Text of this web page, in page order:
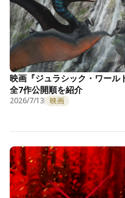
映画『ジュラシック・ワール
全7作公開順を紹介
2026/7/13 映画